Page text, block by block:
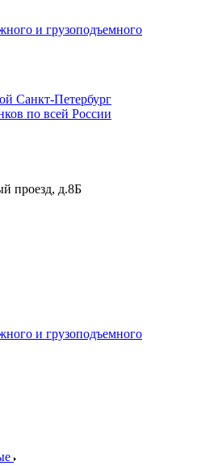
Санкт-Петербург
по всей России
проезд, д.8Б